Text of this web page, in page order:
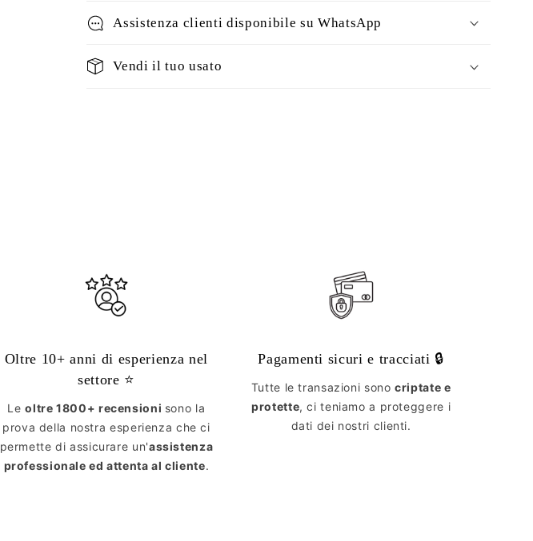
Assistenza clienti disponibile su WhatsApp
Vendi il tuo usato
Oltre 10+ anni di esperienza nel
settore ⭐️
Leoltre 1800+ recensioni sono la
prova della nostra esperienza che ci
permette di assicurare un'assistenza
professionale ed attenta al cliente.
Pagamenti sicuri e tracciati 🔒
Tutte le transazioni sonocriptate e
protette, ci teniamo a proteggere i
dati dei nostri clienti.